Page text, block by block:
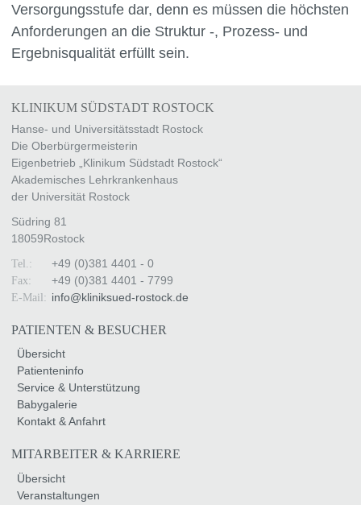
Versorgungsstufe dar, denn es müssen die höchsten
Anforderungen an die Struktur -, Prozess- und
Ergebnisqualität erfüllt sein.
KLINIKUM SÜDSTADT ROSTOCK
Hanse- und Universitätsstadt Rostock
Die Oberbürgermeisterin
Eigenbetrieb „Klinikum Südstadt Rostock“
Akademisches Lehrkrankenhaus
der Universität Rostock
Südring 81
18059Rostock
Tel.: +49 (0)381 4401 - 0
Fax: +49 (0)381 4401 - 7799
E-Mail: info@kliniksued-rostock de
PATIENTEN & BESUCHER
Übersicht
Patienteninfo
Service & Unterstützung
Babygalerie
Kontakt & Anfahrt
MITARBEITER & KARRIERE
Übersicht
Veranstaltungen